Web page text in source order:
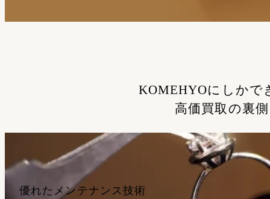
KOMEHYOにしかで
高価買取の裏側
優れたメンテナンス技術